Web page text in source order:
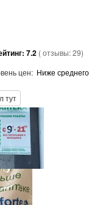
7.2 ( отзывы:29)
цен: Ниже среднего
тут